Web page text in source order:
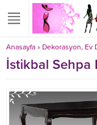
Anasayfa » Dekorasyon, Ev
İstikbal Sehpa